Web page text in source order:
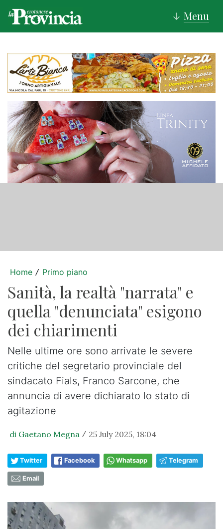
↓ Menu
Home / Primo piano
Sanità, la realtà "narrata" e
quella "denunciata" esigono
dei chiarimenti
Nelle ultime ore sono arrivate le severe
critiche del segretario provinciale del
sindacato Fials, Franco Sarcone, che
annuncia di avere dichiarato lo stato di
agitazione
di Gaetano Megna / 25 July 2025, 18:04
Twitter Facebook Whatsapp Telegram
Email